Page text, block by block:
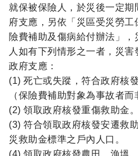
就保被保險人，於災後一定
府支應，另依「災區受災勞
險費補助及傷病給付辦法」
人如有下列情形之一者，災
政府支應：
(1) 死亡或失蹤，符合政府核
（保險費補助對象為事故者而
(2) 領取政府核發重傷救助金。
(3) 符合領取政府核發安遷救
災救助金標準之戶內人口。
(4) 領取政府核發農田、漁塭